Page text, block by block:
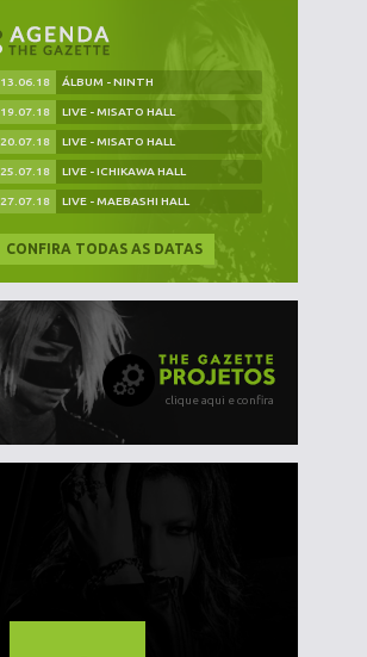
13.06.18 ÁLBUM - NINTH
19.07.18 LIVE - MISATO HALL
20.07.18 LIVE - MISATO HALL
25.07.18 LIVE - ICHIKAWA HALL
27.07.18 LIVE - MAEBASHI HALL
CONFIRA TODAS AS DATAS
clique aqui e confira